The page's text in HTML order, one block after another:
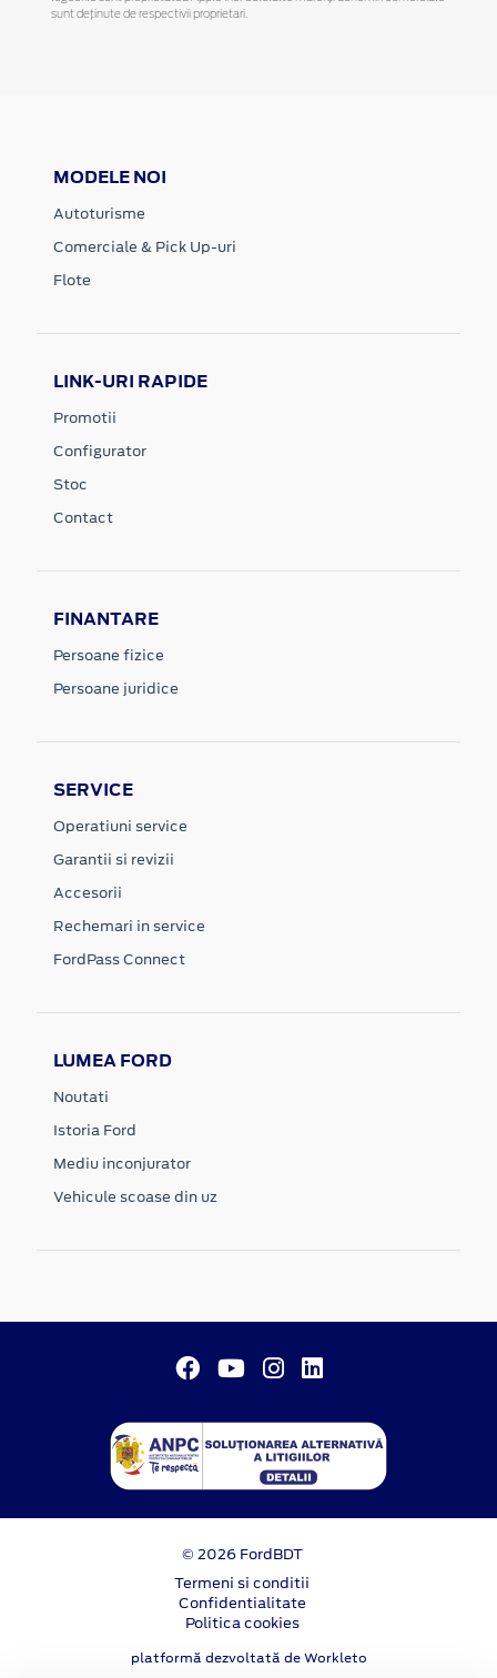
sunt deținute de respectivii proprietari.
MODELE NOI
Autoturisme
Comerciale & Pick Up-uri
Flote
LINK-URI RAPIDE
Promotii
Configurator
Stoc
Contact
FINANTARE
Persoane fizice
Persoane juridice
SERVICE
Operatiuni service
Garantii si revizii
Accesorii
Rechemari in service
FordPass Connect
LUMEA FORD
Noutati
Istoria Ford
Mediu inconjurator
Vehicule scoase din uz
© 2026 FordBDT
Termeni si conditii
Confidentialitate
Politica cookies
platformă dezvoltată de Workleto